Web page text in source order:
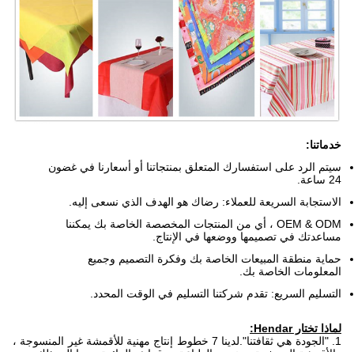
خدماتنا:
سيتم الرد على استفسارك المتعلق بمنتجاتنا أو أسعارنا في غضون
24 ساعة.
الاستجابة السريعة للعملاء: رضاك ​​هو الهدف الذي نسعى إليه.
OEM & ODM ، أي من المنتجات المخصصة الخاصة بك يمكننا
مساعدتك في تصميمها ووضعها في الإنتاج.
حماية منطقة المبيعات الخاصة بك وفكرة التصميم وجميع
المعلومات الخاصة بك.
التسليم السريع: تقدم شركتنا التسليم في الوقت المحدد.
لماذا تختار Hendar:
1. "الجودة هي ثقافتنا".لدينا 7 خطوط إنتاج مهنية للأقمشة غير المنسوجة ،